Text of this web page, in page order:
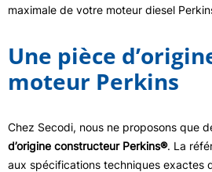
maximale de votre moteur diesel
Une pièce
moteur Perkins
Chez Secodi, nous ne proposons que
d’origine constructeur Perkins®. La
aux spécifications techniques exactes